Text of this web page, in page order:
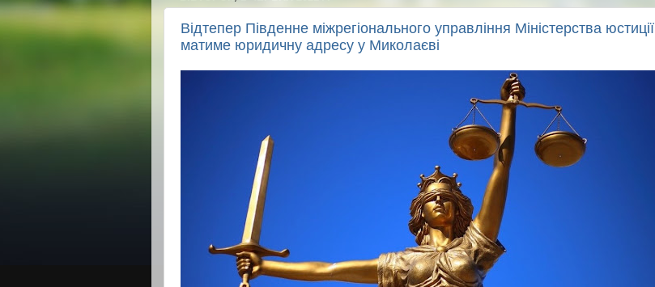
Відтепер Південне міжрегіонального управління Міністерства юстиції
матиме юридичну адресу у Миколаєві